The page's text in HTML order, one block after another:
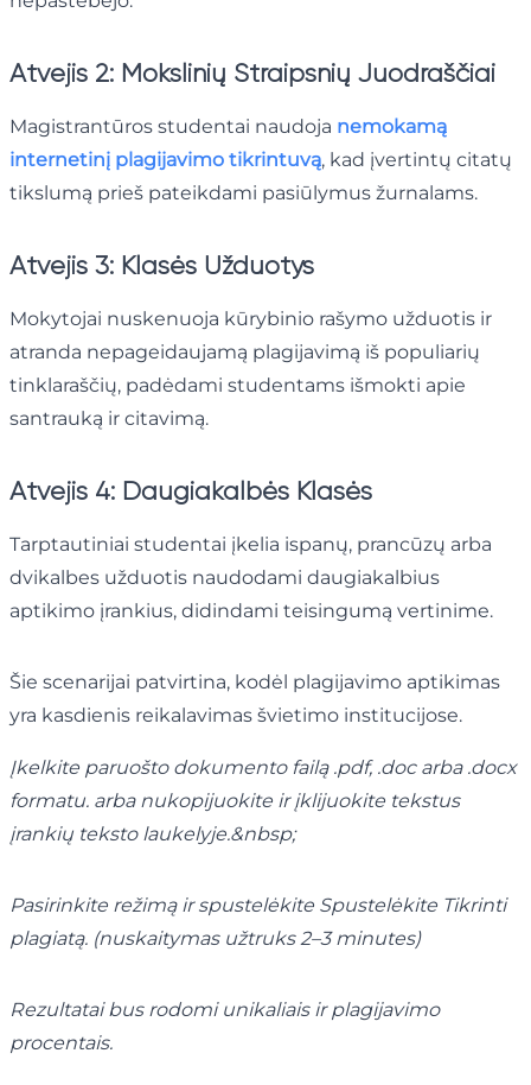
Atvejis 2: Mokslinių Straipsnių Juodraščiai
Magistrantūros studentai naudoja nemokamą
internetinį plagijavimo tikrintuvą, kad įvertintų citatų
tikslumą prieš pateikdami pasiūlymus žurnalams.
Atvejis 3: Klasės Užduotys
Mokytojai nuskenuoja kūrybinio rašymo užduotis ir
atranda nepageidaujamą plagijavimą iš populiarių
tinklaraščių, padėdami studentams išmokti apie
santrauką ir citavimą.
Atvejis 4: Daugiakalbės Klasės
Tarptautiniai studentai įkelia ispanų, prancūzų arba
dvikalbes užduotis naudodami daugiakalbius
aptikimo įrankius, didindami teisingumą vertinime.
Šie scenarijai patvirtina, kodėl plagijavimo aptikimas
yra kasdienis reikalavimas švietimo institucijose.
Įkelkite paruošto dokumento failą .pdf, .doc arba .docx
formatu. arba nukopijuokite ir įklijuokite tekstus
įrankių teksto laukelyje.&nbsp;
Pasirinkite režimą ir spustelėkite Spustelėkite Tikrinti
plagiatą. (nuskaitymas užtruks 2–3 minutes)
Rezultatai bus rodomi unikaliais ir plagijavimo
procentais.